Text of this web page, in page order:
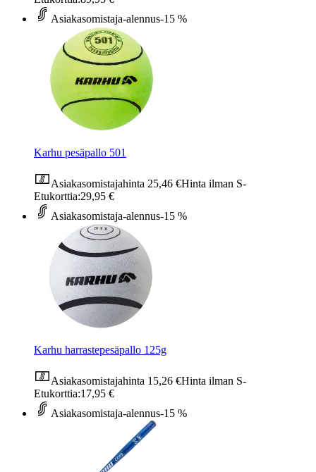
Asiakasomistaja-alennus-15 %
Karhu pesäpallo 501
Asiakasomistajahinta 25,46 €Hinta ilman S-
Etukorttia:29,95 €
Asiakasomistaja-alennus-15 %
Karhu harrastepesäpallo 125g
Asiakasomistajahinta 15,26 €Hinta ilman S-
Etukorttia:17,95 €
Asiakasomistaja-alennus-15 %